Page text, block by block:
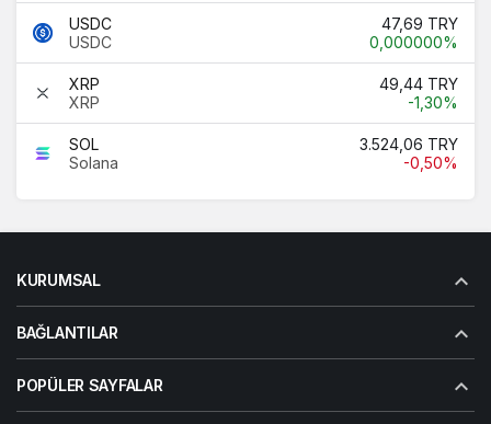
USDC
USDC
47,69 TRY
0,000000%
XRP
XRP
49,44 TRY
-1,30%
SOL
Solana
3.524,06 TRY
-0,50%
KURUMSAL
BAĞLANTILAR
POPÜLER SAYFALAR